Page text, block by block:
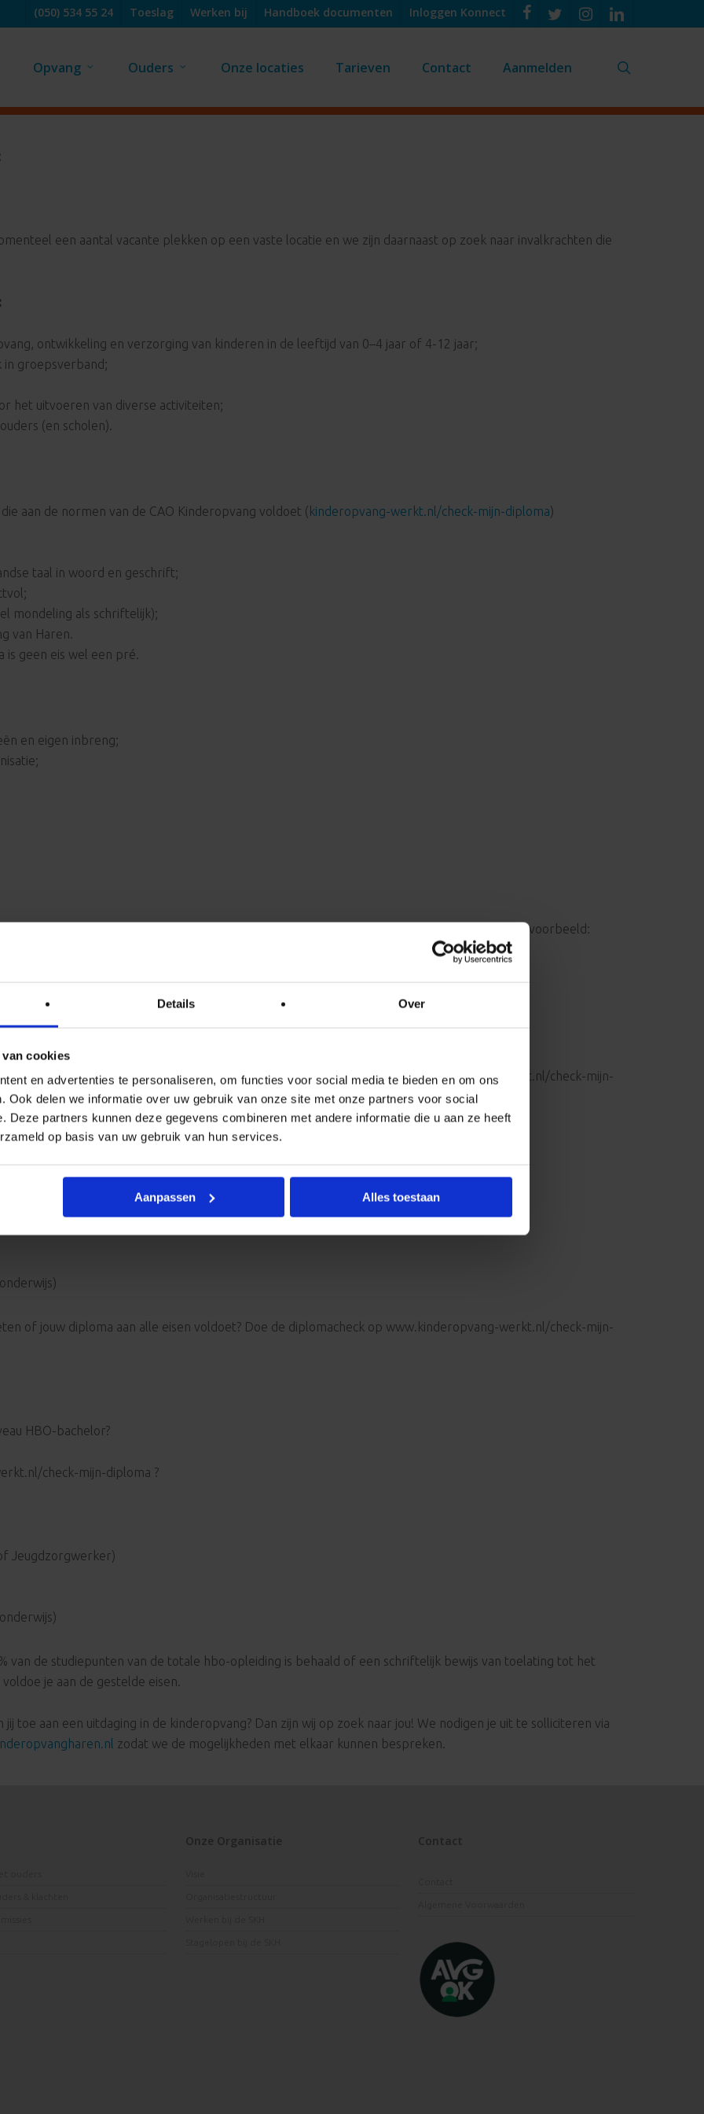
Details Over
cookies
en advertenties te personaliseren, om functies voor social media te bieden en om ons
Ook delen we informatie over uw gebruik van onze site met onze partners voor social
Deze partners kunnen deze gegevens combineren met andere informatie die u aan ze heeft
op basis van uw gebruik van hun services.
Aanpassen Alles toestaan
(050) 534 55 24 Toeslag Werken bij Handboek documenten Inloggen Konnect
Opvang Ouders Onze locaties Tarieven Contact Aanmelden
een aantal vacante plekken op een vaste locatie en we zijn daarnaast op zoek naar invalkrachten die
ontwikkeling en verzorging van kinderen in de leeftijd van 0–4 jaar of 4-12 jaar;
in groepsverband;
het uitvoeren van diverse activiteiten;
(en scholen).
aan de normen van de CAO Kinderopvang voldoet ( kinderopvang-werkt.nl/check-mijn-diploma)
taal in woord en geschrift;
mondeling als schriftelijk);
van Haren.
is geen eis wel een pré.
en eigen inbreng;
in de kinderopvang heb je een relevante en afgeronde mbo 3- of mbo 4-opleiding nodig. Bijvoorbeeld:
3/4
4
of jouw diploma aan alle eisen voldoet? Doe de diplomacheck op www.kinderopvang-werkt.nl/check-mijn-
aan de slag als pedagogisch medewerker. Bijvoorbeeld:
Jeugdzorgwerker)
of jouw diploma aan alle eisen voldoet? Doe de diplomacheck op www.kinderopvang-werkt.nl/check-mijn-
HBO-bachelor?
check-mijn-diploma ?
Jeugdzorgwerker)
van de studiepunten van de totale hbo-opleiding is behaald of een schriftelijk bewijs van toelating tot het
je aan de gestelde eisen.
toe aan een uitdaging in de kinderopvang? Dan zijn wij op zoek naar jou! We nodigen je uit te solliciteren via
zodat we de mogelijkheden met elkaar kunnen bespreken.
Onze Organisatie Contact